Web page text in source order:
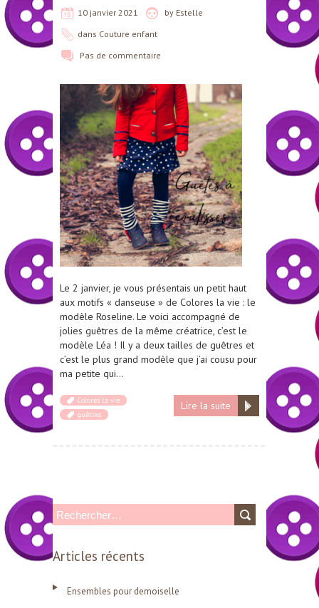
10 janvier 2021 by Estelle
dans Couture enfant
Pas de commentaire
Le 2 janvier, je vous présentais un petit haut
aux motifs « danseuse » de Colores la vie : le
modèle Roseline. Le voici accompagné de
jolies guêtres de la même créatrice, c’est le
modèle Léa ! Il y a deux tailles de guêtres et
c’est le plus grand modèle que j’ai cousu pour
ma petite qui…
Lire la suite
Colores la vie
guêtres
e
cArticles récents
Ensembles pour demoiselle